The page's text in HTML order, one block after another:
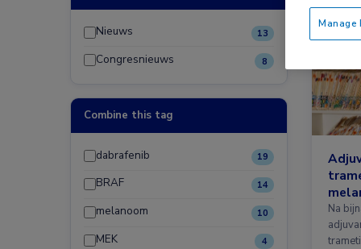
Nieuws 13
Congresnieuws 8
Combine this tag
dabrafenib 19
BRAF 14
melanoom 10
MEK 4
Na
Manage